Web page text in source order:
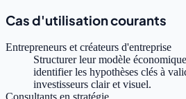
Cas d'utilisation courants
Entrepreneurs et créateurs d'entreprise
Structurer leur modèle
identifier les hypothèses clés à
investisseurs clair et visuel.
Consultants en stratégie